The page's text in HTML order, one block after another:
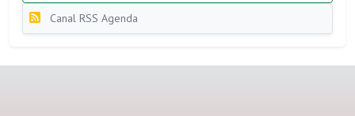
Canal RSS Agenda